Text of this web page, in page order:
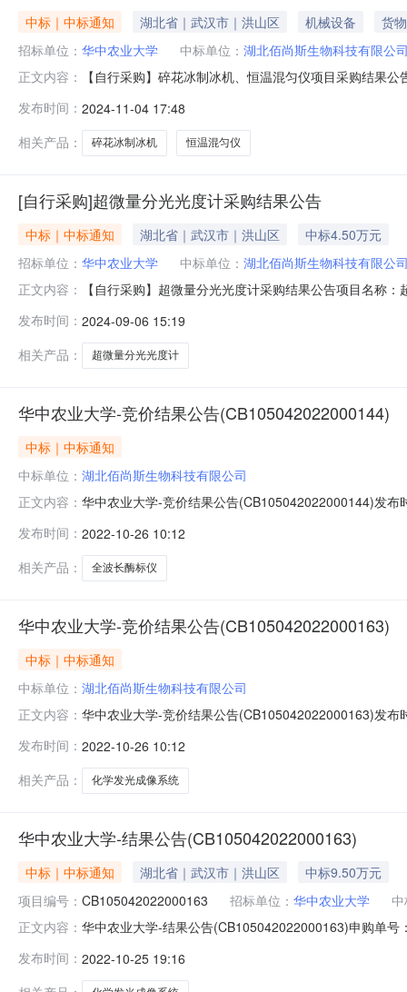
中标｜中标通知 湖北省｜武汉市｜洪山区 机械设备
货物
招标单位： 华中农业大学 中标单位： 湖北佰尚斯生物科技有限公
正文内容：
【自行采购】碎花冰制冰机、恒温混匀仪项目采购结果
40000.002恒温混匀仪1佑宁HC-100湖北佰尚斯生物科
书面（包括联系
发布时间： 2024-11-04 17:48
相关产品：
碎花冰制冰机 恒温混匀仪
[自行采购]超微量分光光度计采购结果公告
中标｜中标通知 湖北省｜武汉市｜洪山区
中标4.50万元
招标单位： 华中农业大学 中标单位： 湖北佰尚斯生物科技有限公
正文内容：
【自行采购】超微量分光光度计采购结果公告项目名称
45000.00公告期限：自发布之日起公告期限为1个工作
招标中心。联系电话：0
发布时间： 2024-09-06 15:19
相关产品：
超微量分光光度计
华中农业大学-竞价结果公告(CB105042022000144)
中标｜中标通知
中标单位： 湖北佰尚斯生物科技有限公司
正文内容： 华中农业大学-竞价结果公告(CB105042022000144)发
装（含材料费）"收货地址："******"付款方式："货到验收
发布时间： 2022-10-26 10:12
相关产品：
全波长酶标仪
华中农业大学-竞价结果公告(CB105042022000163)
中标｜中标通知
中标单位： 湖北佰尚斯生物科技有限公司
正文内容： 华中农业大学-竞价结果公告(CB105042022000163)发
门安装（含材料费）"收货地址："******"付款方式："货到
发布时间： 2022-10-26 10:12
相关产品：
化学发光成像系统
华中农业大学-结果公告(CB105042022000163)
中标｜中标通知 湖北省｜武汉市｜洪山区
中标9.50万元
项目编号： CB105042022000163 招标单位： 华中农业大学
正文内容： 华中农业大学-结果公告(CB105042022000163)申购单
款备注说明：质疑说明：如果对成交结果有异议，请在
发布时间： 2022-10-25 19:16